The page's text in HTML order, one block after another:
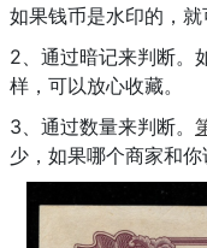
如果钱币是水印的，
2、通过暗记来判断。
样，可以放心收藏。
3、通过数量来判断。
少，如果哪个商家和